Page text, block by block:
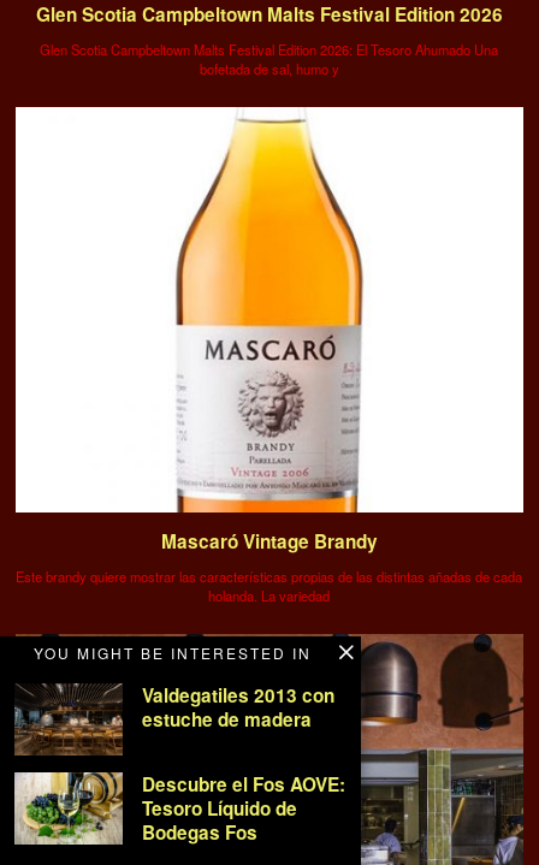
YOU MIGHT BE INTERESTED IN
Valdegatiles 2013 con
estuche de madera
Descubre el Fos AOVE:
Tesoro Líquido de
Bodegas Fos
Glen Scotia Campbeltown Malts Festival Edition 2026
Glen Scotia Campbeltown Malts Festival Edition 2026: El Tesoro Ahumado Una
bofetada de sal, humo y
Mascaró Vintage Brandy
Este brandy quiere mostrar las características propias de las distintas añadas de cada
holanda. La variedad